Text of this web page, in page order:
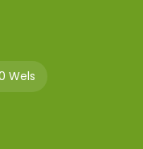
Wels